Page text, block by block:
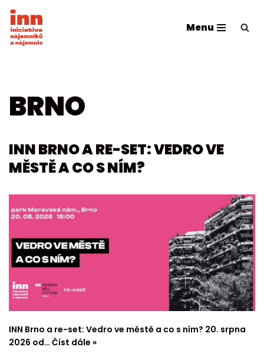
Přeskočit
na
Menu
BRNO
INN BRNO A RE-SET: VEDRO VE
MĚSTĚ A CO S NÍM?
INN Brno a re-set: Vedro ve městě a co s ním? 20. srpna
2026 od… Číst dále »